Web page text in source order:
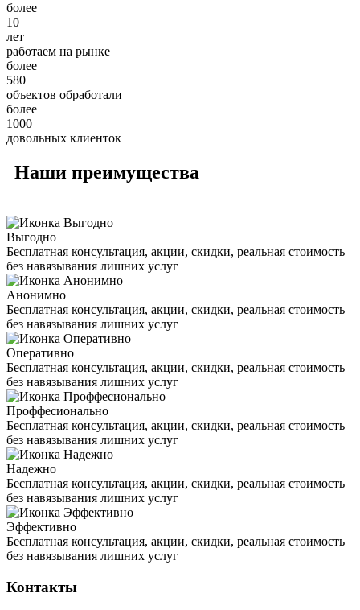
более
10
лет
работаем на рынке
более
580
объектов обработали
более
1000
довольных клиенток
Наши преимущества
Выгодно
Бесплатная консультация, акции, скидки, реальная стоимость
без навязывания лишних услуг
Анонимно
Бесплатная консультация, акции, скидки, реальная стоимость
без навязывания лишних услуг
Оперативно
Бесплатная консультация, акции, скидки, реальная стоимость
без навязывания лишних услуг
Проффесионально
Бесплатная консультация, акции, скидки, реальная стоимость
без навязывания лишних услуг
Надежно
Бесплатная консультация, акции, скидки, реальная стоимость
без навязывания лишних услуг
Эффективно
Бесплатная консультация, акции, скидки, реальная стоимость
без навязывания лишних услуг
Контакты